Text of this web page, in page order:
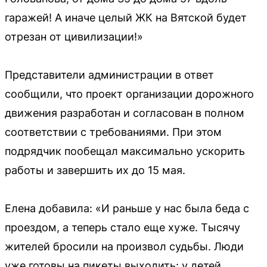
гаражей! А иначе целый ЖК на Вятской будет
отрезан от цивилизации!»
Представители администрации в ответ
сообщили, что проект организации дорожного
движения разработан и согласован в полном
соответствии с требованиями. При этом
подрядчик пообещал максимально ускорить
работы и завершить их до 15 мая.
Елена добавила: «И раньше у нас была беда с
проездом, а теперь стало еще хуже. Тысячу
жителей бросили на произвол судьбы. Люди